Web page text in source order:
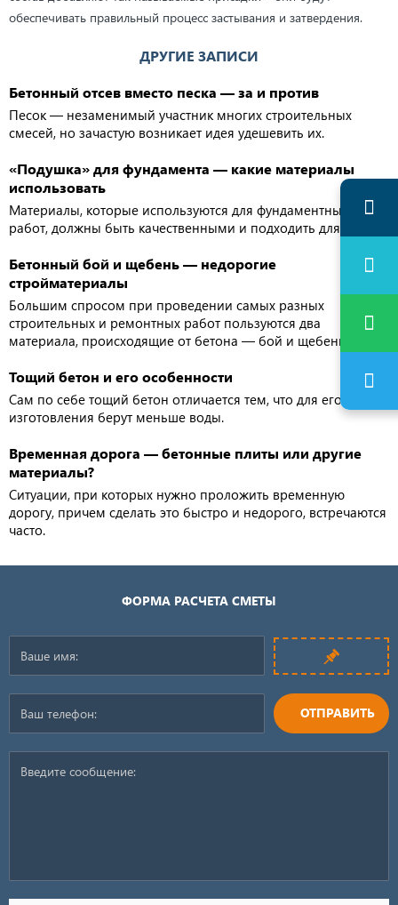
обеспечивать правильный процесс застывания и затвердения.
ДРУГИЕ ЗАПИСИ
Бетонный отсев вместо песка — за и против
Песок — незаменимый участник многих строительных
смесей, но зачастую возникает идея удешевить их.
«Подушка» для фундамента — какие материалы
использовать
Материалы, которые используются для фундаментных
работ, должны быть качественными и подходить для них.
Бетонный бой и щебень — недорогие
стройматериалы
Большим спросом при проведении самых разных
строительных и ремонтных работ пользуются два
материала, происходящие от бетона — бой и щебень.
Тощий бетон и его особенности
Сам по себе тощий бетон отличается тем, что для его
изготовления берут меньше воды.
Временная дорога — бетонные плиты или другие
материалы?
Ситуации, при которых нужно проложить временную
дорогу, причем сделать это быстро и недорого, встречаются
часто.
ФОРМА РАСЧЕТА СМЕТЫ
ОТПРАВИТЬ